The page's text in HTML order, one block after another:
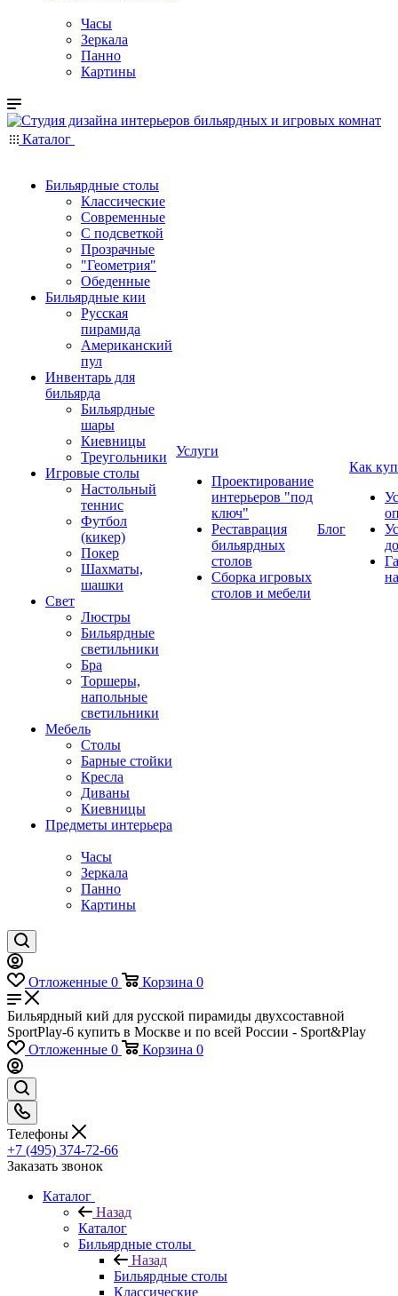
Часы
Зеркала
Панно
Картины
Каталог
Бильярдные столы
Классические
Современные
С подсветкой
Прозрачные
"Геометрия"
Обеденные
Бильярдные кии
Русская
пирамида
Американский
пул
Инвентарь для
бильярда
Бильярдные
шары
Киевницы
Треугольники
Игровые столы
Настольный
теннис
Футбол
(кикер)
Покер
Шахматы,
шашки
Свет
Люстры
Бильярдные
светильники
Бра
Торшеры,
напольные
светильники
Мебель
Столы
Барные стойки
Кресла
Диваны
Киевницы
Предметы интерьера
Часы
Зеркала
Панно
Картины
Услуги
Проектирование
интерьеров "под
ключ"
Реставрация
бильярдных
столов
Сборка игровых
столов и мебели
Блог
Как
Отложенные 0 Корзина 0
Бильярдный кий для русской пирамиды двухсоставной
SportPlay-6 купить в Москве и по всей России - Sport&Play
Отложенные 0 Корзина 0
Телефоны
+7 (495) 374-72-66
Заказать звонок
Каталог
Назад
Каталог
Бильярдные столы
Назад
Бильярдные столы
Классические